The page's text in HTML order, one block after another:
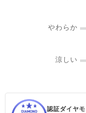
やわらか
涼しい
認証ダイヤ